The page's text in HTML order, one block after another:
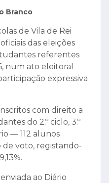
Branco
de Vila de Rei
das eleições
referentes
num ato eleitoral
expressiva
com direito a
do 2.º ciclo, 3.º
— 112 alunos
voto, registando-
ao Diário